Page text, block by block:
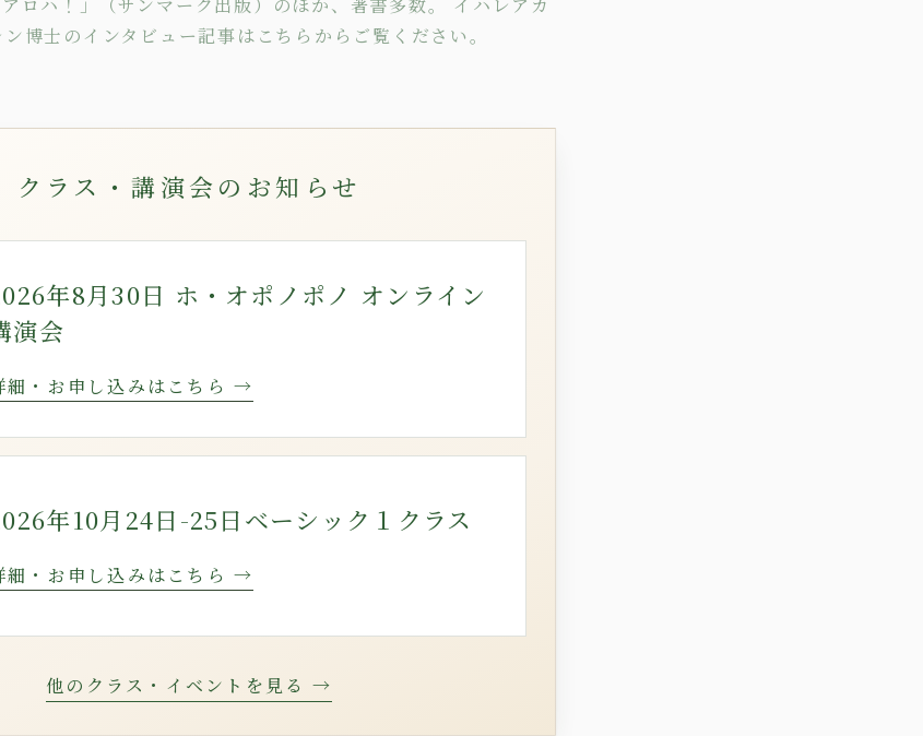
博士のインタビュー記事は こちら からご覧ください。
クラス・講演会のお知らせ
年8月30日 ホ・オポノポノ オンライン
演会
細・お申し込みはこちら →
年10月24日-25日ベーシック１クラス
細・お申し込みはこちら →
他のクラス・イベントを見る →